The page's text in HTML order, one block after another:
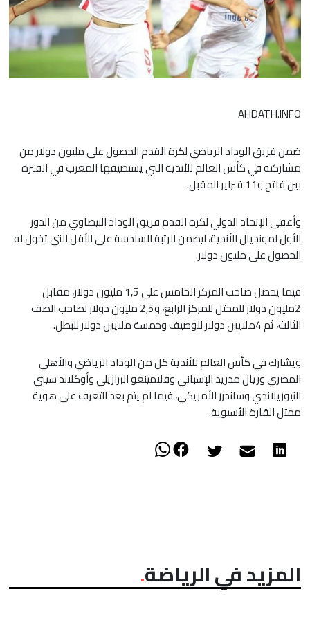
AHDATH.INFO
ضمن فريق الوداد الرياضي لكرة القدم الحصول على مليون دولار من
مشاركته في كأس العالم للأندية التي يستضيفها المغرب في الفترة
بين فاتح و11 فبراير المقبل.
وأعفى الإتحاد الدولي لكرة القدم فريق الوداد البيضاوي من الدور
الأول لمونديال الأندية، ليضمن الرتبة السادسة على الأقل التي تخول له
الحصول على مليون دولار.
فيما يحصل صاحب المركز الخامس على 1,5 مليون دولار، مقابل
2مليون دولار للمحتل للمركز الرابع، و2,5 مليون دولار لصاحب الصف
الثالث، ثم 4ملايين دولار للوصيف وخمسة ملايين دولار للبطل.
ويشارك في كأس العالم للأندية كل من الوداد الرياضي والأهلي
المصري وريال مدريد الإسباني وفلامينغو البرازيلي وأوكلاند سيتي
النيوزيلاندي وساندرز الأمريكي، فيما لم يتم بعد التعرف على هوية
ممثل القارة الأسيوية.
المزيد في الرياضة